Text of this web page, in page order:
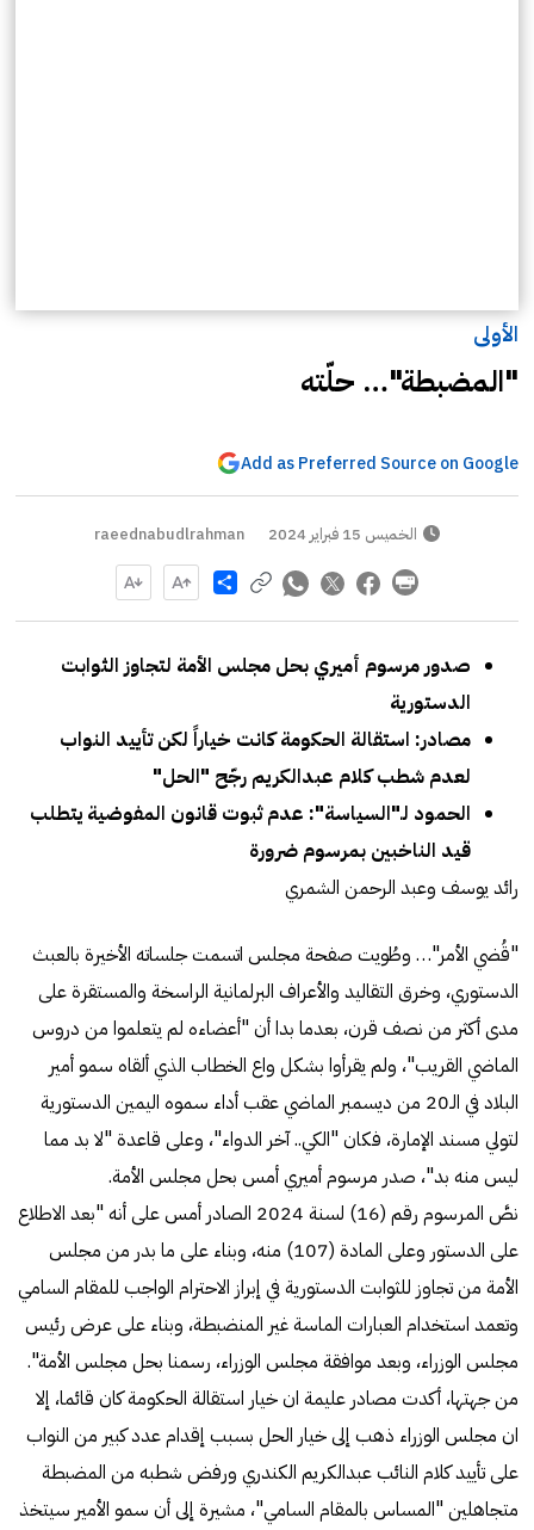
الأولى
"المضبطة"… حلّته
Add as Preferred Source on Google
الخميس 15 فبراير 2024 raeednabudlrahman
Share
صدور مرسوم أميري بحل مجلس الأمة لتجاوز الثوابت
الدستورية
مصادر: استقالة الحكومة كانت خياراً لكن تأييد النواب
لعدم شطب كلام عبدالكريم رجّح "الحل"
الحمود لـ"السياسة": عدم ثبوت قانون المفوضية يتطلب
قيد الناخبين بمرسوم ضرورة
رائد يوسف وعبد الرحمن الشمري
"قُضي الأمر"… وطُويت صفحة مجلس اتسمت جلساته الأخيرة بالعبث
الدستوري، وخرق التقاليد والأعراف البرلمانية الراسخة والمستقرة على
مدى أكثر من نصف قرن، بعدما بدا أن "أعضاءه لم يتعلموا من دروس
الماضي القريب"، ولم يقرأوا بشكل واع الخطاب الذي ألقاه سمو أمير
البلاد في الـ20 من ديسمبر الماضي عقب أداء سموه اليمين الدستورية
لتولي مسند الإمارة، فكان "الكي.. آخر الدواء"، وعلى قاعدة "لا بد مما
ليس منه بد"، صدر مرسوم أميري أمس بحل مجلس الأمة.
نصَّ المرسوم رقم (16) لسنة 2024 الصادر أمس على أنه "بعد الاطلاع
على الدستور وعلى المادة (107) منه، وبناء على ما بدر من مجلس
الأمة من تجاوز للثوابت الدستورية في إبراز الاحترام الواجب للمقام السامي
وتعمد استخدام العبارات الماسة غير المنضبطة، وبناء على عرض رئيس
مجلس الوزراء، وبعد موافقة مجلس الوزراء، رسمنا بحل مجلس الأمة".
من جهتها، أكدت مصادر عليمة ان خيار استقالة الحكومة كان قائما، إلا
ان مجلس الوزراء ذهب إلى خيار الحل بسبب إقدام عدد كبير من النواب
على تأييد كلام النائب عبدالكريم الكندري ورفض شطبه من المضبطة
متجاهلين "المساس بالمقام السامي"، مشيرة إلى أن سمو الأمير سيتخذ